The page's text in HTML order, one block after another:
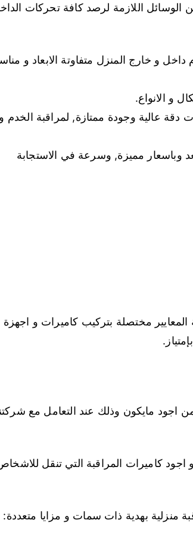
الوسائل اللازمة لرصد كافة تحركات
و خارج المنزل متفاوتة الابعاد و
و الانواع.
دقة عالية وجودة ممتازة, لمراقبة الخدم
وباسعار مميزة, وسرعة في الاستجابة
مختصلة بتركيب كاميرات و اجهزة
اجود مايكون وذلك عند التعامل مع
كاميرات المراقبة التي تنقل
منزلية بهدية ذات سمات و مزايا متعددة: